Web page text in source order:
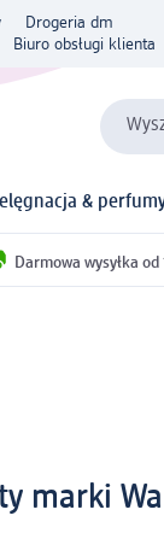
Drogeria dm
Biuro obsługi klienta
&
Darmowa wysyłka od
marki